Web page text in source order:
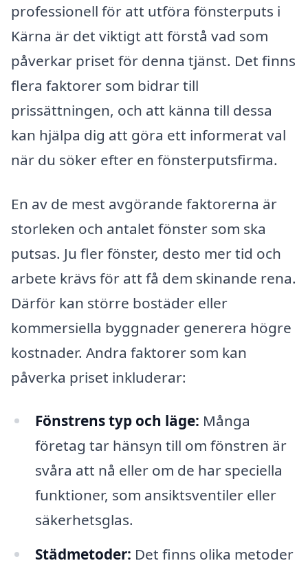
professionell för att utföra fönsterputs i
Kärna är det viktigt att förstå vad som
påverkar priset för denna tjänst. Det finns
flera faktorer som bidrar till
prissättningen, och att känna till dessa
kan hjälpa dig att göra ett informerat val
när du söker efter en fönsterputsfirma.
En av de mest avgörande faktorerna är
storleken och antalet fönster som ska
putsas. Ju fler fönster, desto mer tid och
arbete krävs för att få dem skinande rena.
Därför kan större bostäder eller
kommersiella byggnader generera högre
kostnader. Andra faktorer som kan
påverka priset inkluderar:
Fönstrens typ och läge: Många
företag tar hänsyn till om fönstren är
svåra att nå eller om de har speciella
funktioner, som ansiktsventiler eller
säkerhetsglas.
Städmetoder: Det finns olika metoder